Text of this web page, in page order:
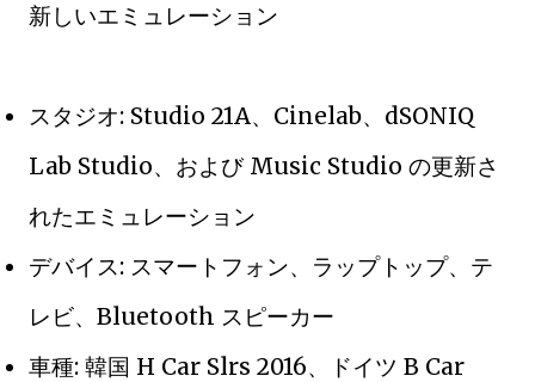
新しいエミュレーション
スタジオ: Studio 21A、Cinelab、dSONIQ
Lab Studio、および Music Studio の更新さ
れたエミュレーション
デバイス: スマートフォン、ラップトップ、テ
レビ、Bluetooth スピーカー
車種: 韓国 H Car Slrs 2016、ドイツ B Car